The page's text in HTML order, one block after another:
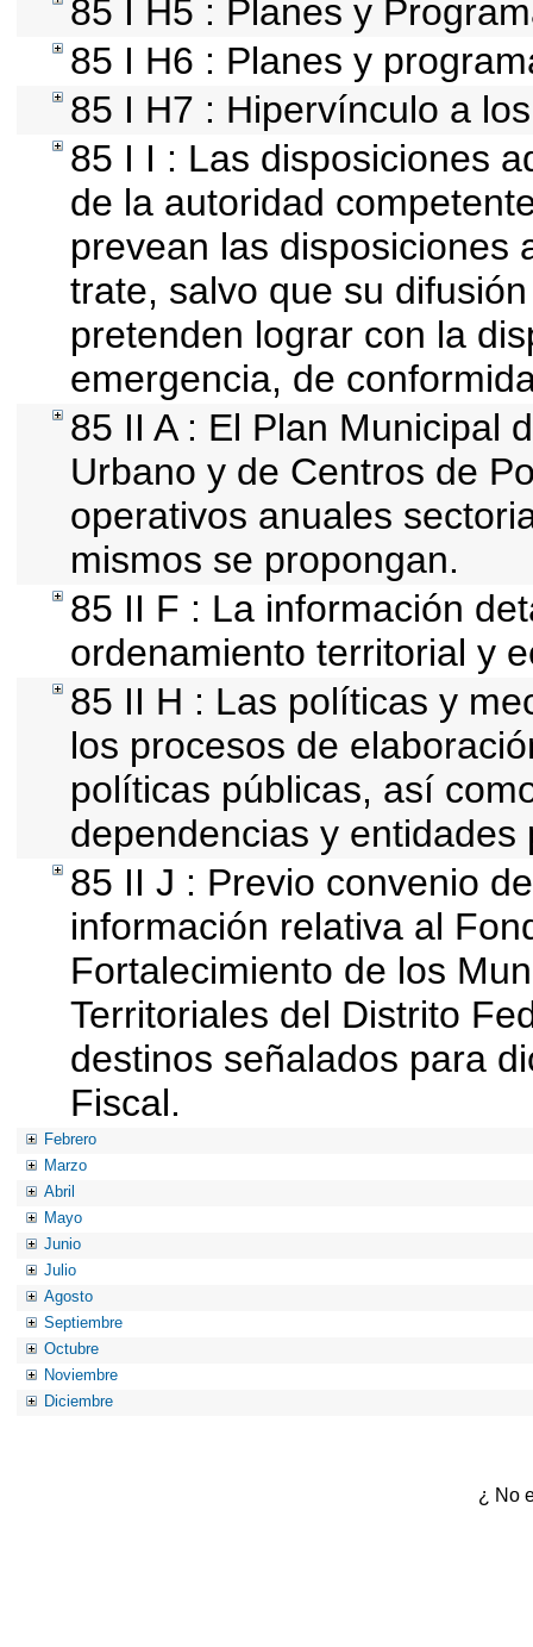
85 I H5 : Planes y
85 I H6 : Planes y
85 I H7 : Hipervínculo a
85 I I : Las disposiciones
de la autoridad
prevean las disposiciones
trate, salvo que su
pretenden lograr con la
emergencia, de
85 II A : El Plan Municipal
Urbano y de Centros de
operativos anuales
mismos se propongan.
85 II F : La información
ordenamiento territorial y
85 II H : Las políticas y
los procesos de
políticas públicas, así
dependencias y entidades
85 II J : Previo convenio
información relativa al
Fortalecimiento de los
Territoriales del Distrito
destinos señalados para
Fiscal.
Febrero
Marzo
Abril
Mayo
Junio
Julio
Agosto
Septiembre
Octubre
Noviembre
Diciembre
¿ No